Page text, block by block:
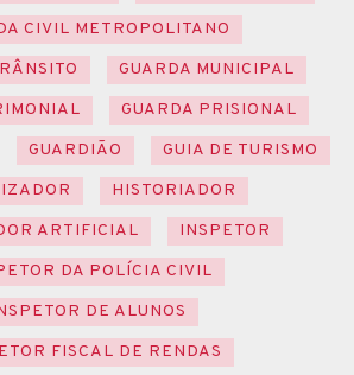
CIVIL METROPOLITANO
GUARDA MUNICIPAL
GUARDA PRISIONAL
GUARDIÃO
GUIA DE TURISMO
HISTORIADOR
ARTIFICIAL
INSPETOR
DA POLÍCIA CIVIL
DE ALUNOS
FISCAL DE RENDAS